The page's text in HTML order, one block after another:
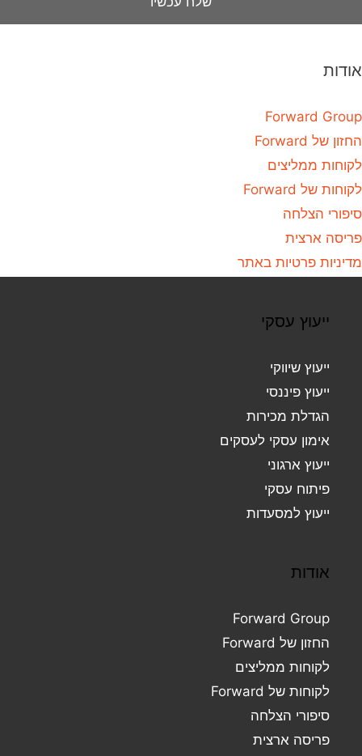
אודות
Forward Group
החזון של Forward
לקוחות ממליצים
לקוחות של Forward
סיפורי הצלחה
פריסה ארצית
מדיניות פרטיות באתר
ייעוץ עסקי
ייעוץ שיווקי
ייעוץ פיננסי
הגדלת מכירות
אימון עסקי לעסקים
ייעוץ ארגוני
פיתוח עסקי
ייעוץ למסעדות
אודות
Forward Group
החזון של Forward
לקוחות ממליצים
לקוחות של Forward
סיפורי הצלחה
פריסה ארצית